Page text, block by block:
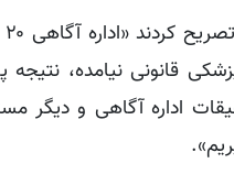
قانونی نیامده،
اداره آگاهی و دیگر